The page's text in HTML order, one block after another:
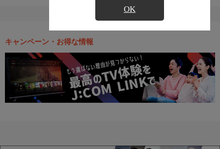
OK
キャンペーン・お得な情報